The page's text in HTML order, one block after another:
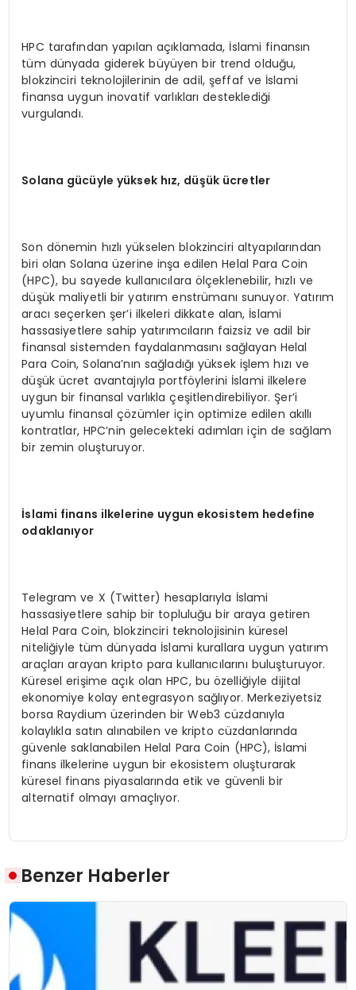
HPC tarafından yapılan açıklamada, İslami finansın
tüm dünyada giderek büyüyen bir trend olduğu,
blokzinciri teknolojilerinin de adil, şeffaf ve İslami
finansa uygun inovatif varlıkları desteklediği
vurgulandı.
Solana gücüyle yüksek hız, düşük ücretler
Son dönemin hızlı yükselen blokzinciri altyapılarından
biri olan Solana üzerine inşa edilen Helal Para Coin
(HPC), bu sayede kullanıcılara ölçeklenebilir, hızlı ve
düşük maliyetli bir yatırım enstrümanı sunuyor. Yatırım
aracı seçerken şer’i ilkeleri dikkate alan, İslami
hassasiyetlere sahip yatırımcıların faizsiz ve adil bir
finansal sistemden faydalanmasını sağlayan Helal
Para Coin, Solana’nın sağladığı yüksek işlem hızı ve
düşük ücret avantajıyla portföylerini İslami ilkelere
uygun bir finansal varlıkla çeşitlendirebiliyor. Şer’i
uyumlu finansal çözümler için optimize edilen akıllı
kontratlar, HPC’nin gelecekteki adımları için de sağlam
bir zemin oluşturuyor.
İslami finans ilkelerine uygun ekosistem hedefine
odaklanıyor
Telegram ve X (Twitter) hesaplarıyla İslami
hassasiyetlere sahip bir topluluğu bir araya getiren
Helal Para Coin, blokzinciri teknolojisinin küresel
niteliğiyle tüm dünyada İslami kurallara uygun yatırım
araçları arayan kripto para kullanıcılarını buluşturuyor.
Küresel erişime açık olan HPC, bu özelliğiyle dijital
ekonomiye kolay entegrasyon sağlıyor. Merkeziyetsiz
borsa Raydium üzerinden bir Web3 cüzdanıyla
kolaylıkla satın alınabilen ve kripto cüzdanlarında
güvenle saklanabilen Helal Para Coin (HPC), İslami
finans ilkelerine uygun bir ekosistem oluşturarak
küresel finans piyasalarında etik ve güvenli bir
alternatif olmayı amaçlıyor.
Benzer Haberler